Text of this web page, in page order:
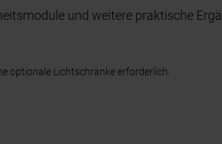
und weitere praktische
optionale Lichtschranke erforderlich.